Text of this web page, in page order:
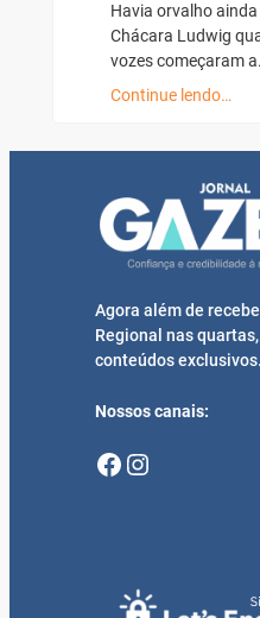
Havia orvalho
Chácara Ludwig
vozes começaram
Continue lendo…
Agora além de
Regional nas
conteúdos exclusivos.
Nossos canais:
Facebook Instagram